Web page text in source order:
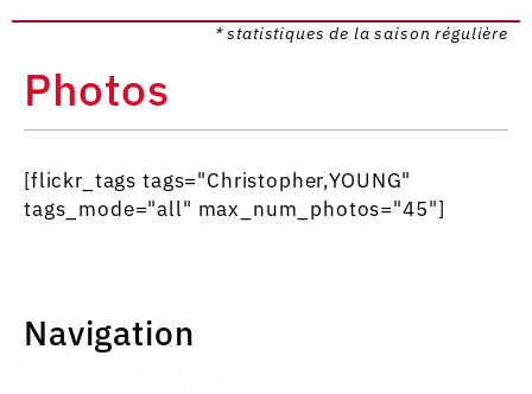
* statistiques de la saison régulière
Photos
[flickr_tags tags="Christopher,YOUNG"
tags_mode="all" max_num_photos="45"]
Navigation